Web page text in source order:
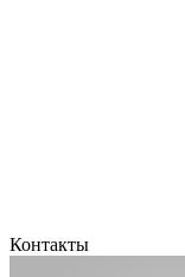
Контакты